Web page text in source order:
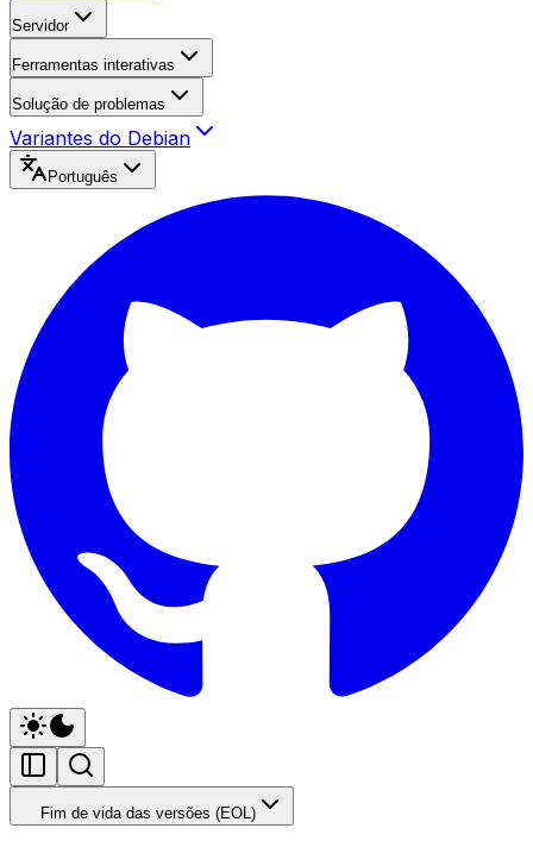
Servidor
Ferramentas interativas
Solução de problemas
Variantes do Debian
Português
Fim de vida das versões (EOL)